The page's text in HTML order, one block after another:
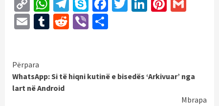
Link
EmailTumblr
Reddit
Viber
Continue
Reading
Përpara
WhatsApp: Si të hiqni kutinë e bisedës ‘Arkivuar’ nga
lart në Android
Mbrapa